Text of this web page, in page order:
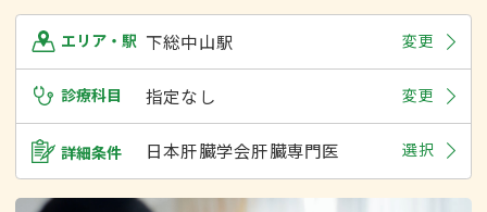
エリア・駅 下総中山駅 変更
診療科目 指定なし 変更
詳細条件 日本肝臓学会肝臓専門医 選択